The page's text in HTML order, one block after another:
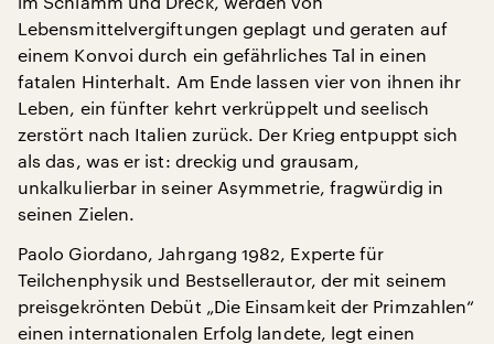
Lebensmittelvergiftungen geplagt und geraten auf
einem Konvoi durch ein gefährliches Tal in einen
fatalen Hinterhalt. Am Ende lassen vier von ihnen ihr
Leben, ein fünfter kehrt verkrüppelt und seelisch
zerstört nach Italien zurück. Der Krieg entpuppt sich
als das, was er ist: dreckig und grausam,
unkalkulierbar in seiner Asymmetrie, fragwürdig in
seinen Zielen.
Paolo Giordano, Jahrgang 1982, Experte für
Teilchenphysik und Bestsellerautor, der mit seinem
preisgekrönten Debüt „Die Einsamkeit der Primzahlen“
einen internationalen Erfolg landete, legt einen